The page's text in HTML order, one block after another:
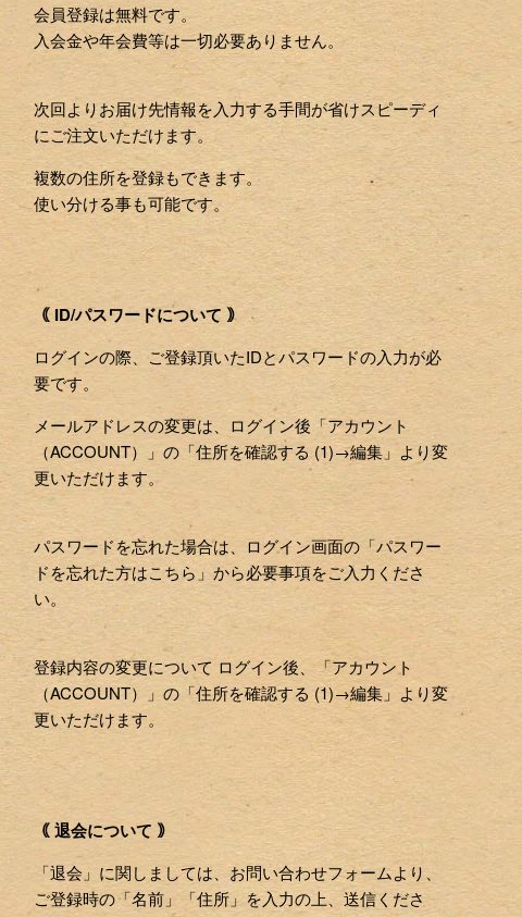
会員登録は無料です。
入会金や年会費等は一切必要ありません。
次回よりお届け先情報を入力する手間が省けスピーディ
にご注文いただけます。
複数の住所を登録もできます。
使い分ける事も可能です。
｟ ID/パスワードについて ｠
ログインの際、ご登録頂いたIDとパスワードの入力が必
要です。
メールアドレスの変更は、ログイン後「アカウント
（ACCOUNT）」の「住所を確認する (1)→編集」より変
更いただけます。
パスワードを忘れた場合は、ログイン画面の「パスワー
ドを忘れた方はこちら」から必要事項をご入力くださ
い。
登録内容の変更について ログイン後、「アカウント
（ACCOUNT）」の「住所を確認する (1)→編集」より変
更いただけます。
｟ 退会について ｠
「退会」に関しましては、お問い合わせフォームより、
ご登録時の「名前」「住所」を入力の上、送信くださ